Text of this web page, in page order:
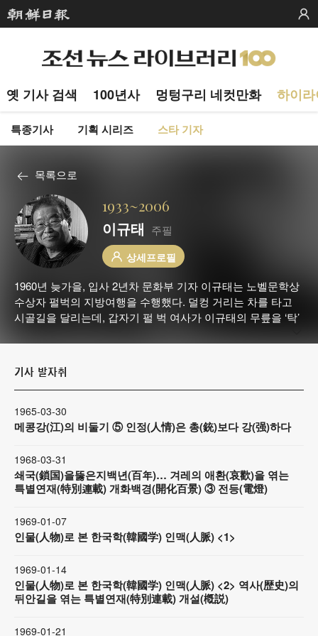
옛 기사 검색 100년사 멍텅구리 네컷만화 하이
특종기사 기획 시리즈 스타 기자
목록으로
1933~2006
이규태 주필
상세프로필
1960년 늦가을, 입사 2년차 문화부 기자 이규태는 노벨문학상
수상자 펄벅의 지방여행을 수행했다. 덜컹 거리는 차를 타고
시골길을 달리는데, 갑자기 펄 벅 여사가 이규태의 무릎을 ‘탁’
것 없는, 볏단 지게를 짊어진 농부가 볏단 실은 소달구지를 끌
고 가는 풍경이었다. 펄 벅이 말했다. “농부도 볏단을 지고 있
다니! 미국 같으면 지게의 짐도 달구지에 싣고 농부도 올라탔
을 거야. 소의 짐마저 덜어 주려는 저 마음! 저게 바로 내가 한
국에서 보고 싶던 모습이라오.” 이규태는 “내 글의 뿌리는 그때
펄 벅 여사를 통해 발견했던 사물을 다르게 바라보는 ‘시각’”이
脈)’, ‘신왕오천축국전’, ‘불교 성지 순례’, ‘기독교 성지 순례’, ‘서
역 3만 리’, ‘6백년 서울’…. 이규태의 전매특허는 특유의 박람
강기(博覽强記)로 동서고금을 관통하며 인간적 맥락을 찾고
리 것’을 찾으려는 국민적 자신감 회복을 북돋우며 고도성장에
피폐해가던 사람들의 마음을 어루만졌고, 6702회 연재한 한국
규태 한국학’의 성채를 쌓았다. 그가 쓴 ‘소록도의 반란’ 기사는
소설가 이청준에 의해 소설 『당신들의 천국』으로 재탄생했
다. 소설 속 이정태 기자가 이규태였다. 서재를 가득 채운 1만5
로 분류된 색인·스크랩에 대해 생전의 그는 “세상의 모든 정보
기사 발자취
1965-03-30
메콩강(江)의 비둘기 ⑤ 인정(人情)은 총(銃)보다 강(强)하다
1968-03-31
쇄국(鎖国)을뚫은지백년(百年)… 겨레의 애환(哀歡)을 엮는
특별연재(特別連載) 개화백경(開化百景) ③ 전등(電燈)
1969-01-07
인물(人物)로 본 한국학(韓國学) 인맥(人脈) <1>
1969-01-14
인물(人物)로 본 한국학(韓國学) 인맥(人脈) <2> 역사(歴史)의
뒤안길을 엮는 특별연재(特別連載) 개설(槪説)
1969-01-21